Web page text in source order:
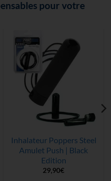
pour votre
Inhalateur Poppers Steel
Amulet Push | Black
Edition
29,90€